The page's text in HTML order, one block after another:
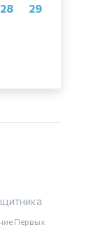
28
29
Первых